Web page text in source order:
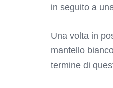
in seguito a
Una volta in
mantello
termine di